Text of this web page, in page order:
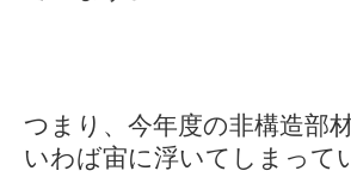
つまり、今年度の非構造部
いわば宙に浮いてしまって